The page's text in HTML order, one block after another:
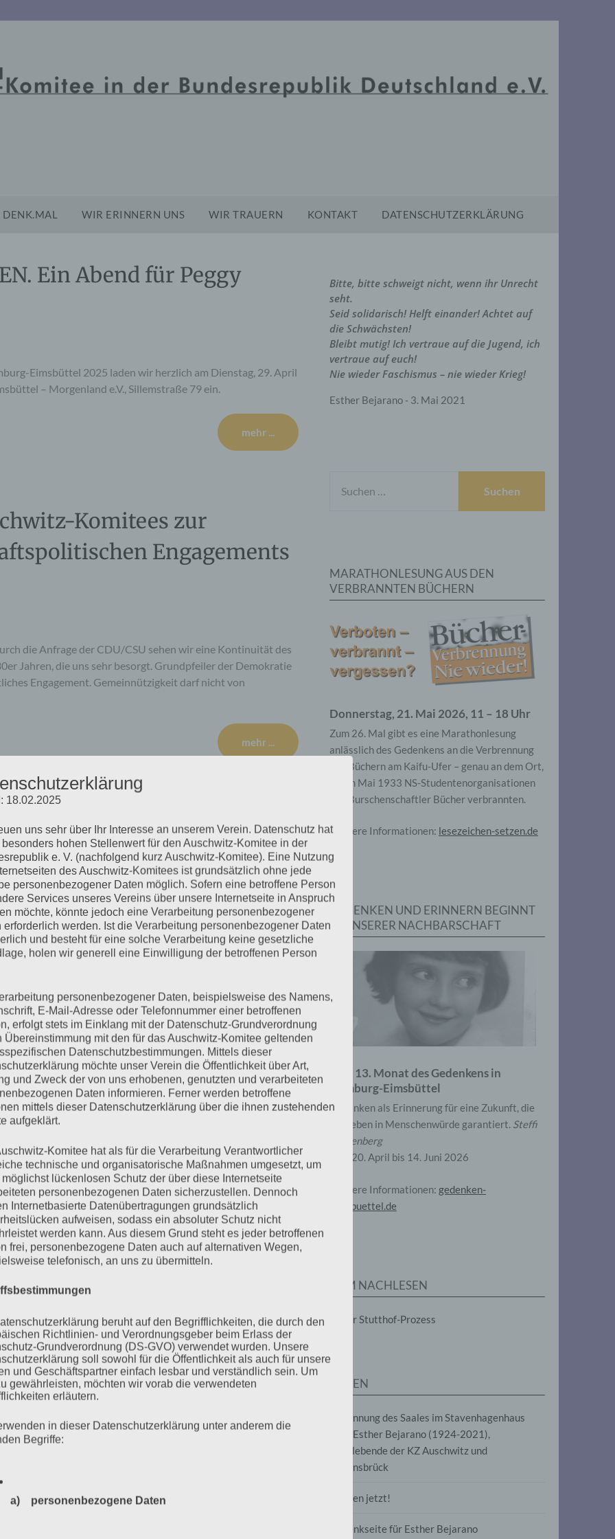
DENK.MAL WIR ERINNERN UNS WIR TRAUERN KONTAKT DATENSCHUTZERKLÄRUNG
Ein Abend für Peggy
Eimsbüttel 2025 laden wir herzlich am Dienstag, 29. April
– Morgenland e.V., Sillemstraße 79 ein.
mehr ...
Komitees zur
Engagements
die Anfrage der CDU/CSU sehen wir eine Kontinuität des
Jahren, die uns sehr besorgt. Grundpfeiler der Demokratie
Engagement. Gemeinnützigkeit darf nicht von
mehr ...
uns verlassen
wir noch an ihrem Bett gesessen und vorgelesen. Aus
dürfte“. Sie schreibt da: „Skat spielen. Doppelkopf, flippern,
mehr ...
(1926 – 2025)
Präsidenten, den jüdisch-polnischen Auschwitz-
geboren, wurde er als Jugendlicher gemeinsam mit seiner
Auschwitz deportiert. Er war 20 Jahre alt, als er – mehr
in Theresienstadt befreit wurde.
Bitte, bitte schweigt nicht, wenn ihr Unrecht
seht.
Seid solidarisch! Helft einander! Achtet auf
die Schwächsten!
Bleibt mutig! Ich vertraue auf die Jugend, ich
vertraue auf euch!
Nie wieder Faschismus – nie wieder Krieg!
Esther Bejarano - 3. Mai 2021
NACH:
MARATHONLESUNG AUS DEN
VERBRANNTEN BÜCHERN
Donnerstag, 21. Mai 2026, 11 – 18 Uhr
Zum 26. Mal gibt es eine Marathonlesung
anlässlich des Gedenkens an die Verbrennung
von Büchern am Kaifu-Ufer – genau an dem Ort,
wo im Mai 1933 NS-Studentenorganisationen
und Burschenschaftler Bücher verbrannten.
Weitere Informationen: lesezeichen-setzen.de
GEDENKEN UND ERINNERN BEGINNT
IN UNSERER NACHBARSCHAFT
Zum 13. Monat des Gedenkens in
Hamburg-Eimsbüttel
Gedenken als Erinnerung für eine Zukunft, die
ein Leben in Menschenwürde garantiert. Steffi
Wittenberg
Vom 20. April bis 14. Juni 2026
Weitere Informationen: gedenken-
eimsbuettel.de
ZUM NACHLESEN
Der Stutthof-Prozess
SEITEN
Benennung des Saales im Stavenhagenhaus
nach Esther Bejarano (1924-2021),
Überlebende der KZ Auschwitz und
Ravensbrück
Frieden jetzt!
Gedenkseite für Esther Bejarano
18.02.2025
uns sehr über Ihr Interesse an unserem Verein. Datenschutz hat
hohen Stellenwert für den Auschwitz-Komitee in der
e. V. (nachfolgend kurz Auschwitz-Komitee). Eine Nutzung
des Auschwitz-Komitees ist grundsätzlich ohne jede
personenbezogener Daten möglich. Sofern eine betroffene Person
Services unseres Vereins über unsere Internetseite in Anspruch
möchte, könnte jedoch eine Verarbeitung personenbezogener
erforderlich werden. Ist die Verarbeitung personenbezogener Daten
und besteht für eine solche Verarbeitung keine gesetzliche
holen wir generell eine Einwilligung der betroffenen Person
personenbezogener Daten, beispielsweise des Namens,
E-Mail-Adresse oder Telefonnummer einer betroffenen
erfolgt stets im Einklang mit der Datenschutz-Grundverordnung
Übereinstimmung mit den für das Auschwitz-Komitee geltenden
Datenschutzbestimmungen. Mittels dieser
möchte unser Verein die Öffentlichkeit über Art,
und Zweck der von uns erhobenen, genutzten und verarbeiteten
Daten informieren. Ferner werden betroffene
mittels dieser Datenschutzerklärung über die ihnen zustehenden
aufgeklärt.
Komitee hat als für die Verarbeitung Verantwortlicher
technische und organisatorische Maßnahmen umgesetzt, um
lückenlosen Schutz der über diese Internetseite
personenbezogenen Daten sicherzustellen. Dennoch
Internetbasierte Datenübertragungen grundsätzlich
aufweisen, sodass ein absoluter Schutz nicht
werden kann. Aus diesem Grund steht es jeder betroffenen
frei, personenbezogene Daten auch auf alternativen Wegen,
telefonisch, an uns zu übermitteln.
beruht auf den Begrifflichkeiten, die durch den
Richtlinien- und Verordnungsgeber beim Erlass der
Grundverordnung (DS-GVO) verwendet wurden. Unsere
soll sowohl für die Öffentlichkeit als auch für unsere
und Geschäftspartner einfach lesbar und verständlich sein. Um
gewährleisten, möchten wir vorab die verwendeten
erläutern.
in dieser Datenschutzerklärung unter anderem die
Begriffe:
a) personenbezogene Daten